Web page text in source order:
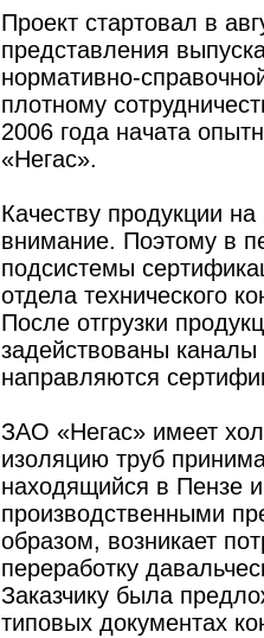
Проект стартовал в
представления
нормативно-
плотному
2006 года начата
«Негас».
Качеству продукции
внимание. Поэтому в
подсистемы
отдела технического
После отгрузки
задействованы
направляются
ЗАО «Негас» имеет
изоляцию труб
находящийся в Пензе
производственными
образом, возникает
переработку
Заказчику была
типовых документах